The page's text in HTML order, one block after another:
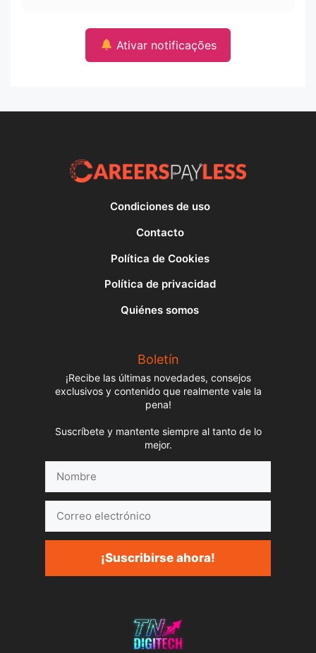
Ativar notificações
Condiciones de uso
Contacto
Política de Cookies
Política de privacidad
Quiénes somos
Boletín
¡Recibe las últimas novedades, consejos
exclusivos y contenido que realmente vale la
pena!
Suscríbete y mantente siempre al tanto de lo
mejor.
electrónico
¡Suscribirse ahora!